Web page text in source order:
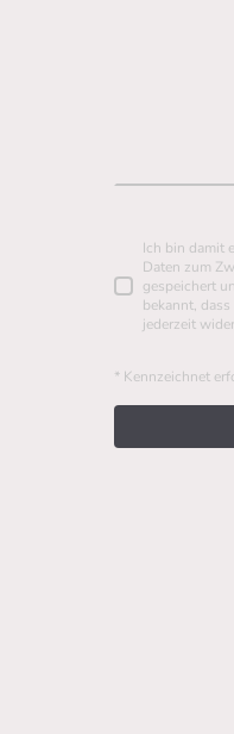
Ich bin damit
Daten zum
gespeichert
bekannt,
jederzeit
* Kennzeichnet